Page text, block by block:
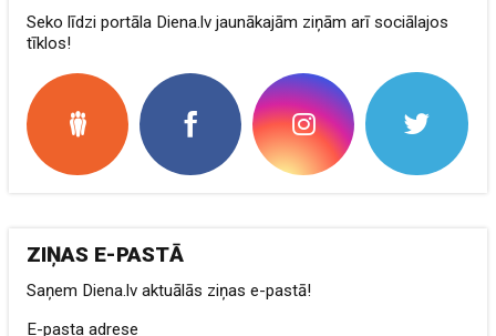
Seko līdzi portāla Diena.lv jaunākajām ziņām arī sociālajos
tīklos!
ZIŅAS E-PASTĀ
Saņem Diena.lv aktuālās ziņas e-pastā!
E-pasta adrese